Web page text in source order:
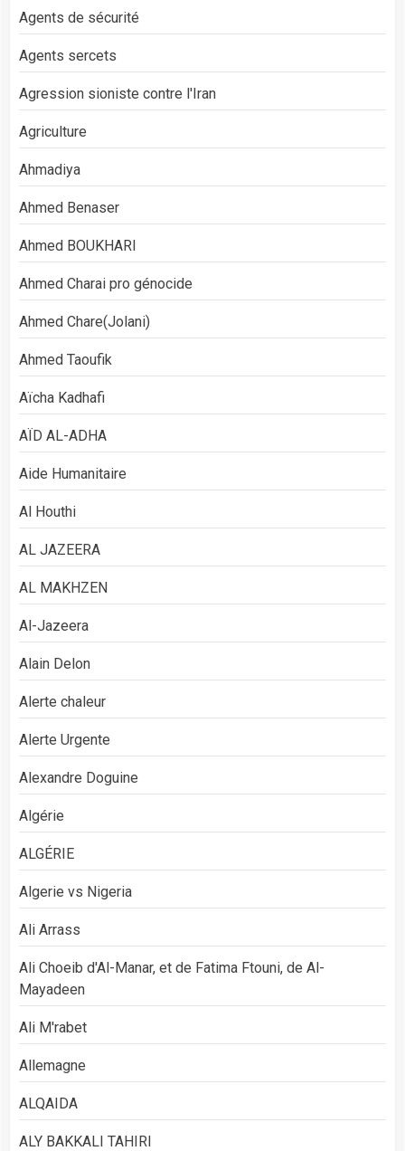
Agents de sécurité
Agents sercets
Agression sioniste contre l'Iran
Agriculture
Ahmadiya
Ahmed Benaser
Ahmed BOUKHARI
Ahmed Charai pro génocide
Ahmed Chare(Jolani)
Ahmed Taoufik
Aïcha Kadhafi
AÏD AL-ADHA
Aide Humanitaire
Al Houthi
AL JAZEERA
AL MAKHZEN
Al-Jazeera
Alain Delon
Alerte chaleur
Alerte Urgente
Alexandre Doguine
Algérie
ALGÉRIE
Algerie vs Nigeria
Ali Arrass
Ali Choeib d'Al-Manar, et de Fatima Ftouni, de Al-
Mayadeen
Ali M'rabet
Allemagne
ALQAIDA
ALY BAKKALI TAHIRI